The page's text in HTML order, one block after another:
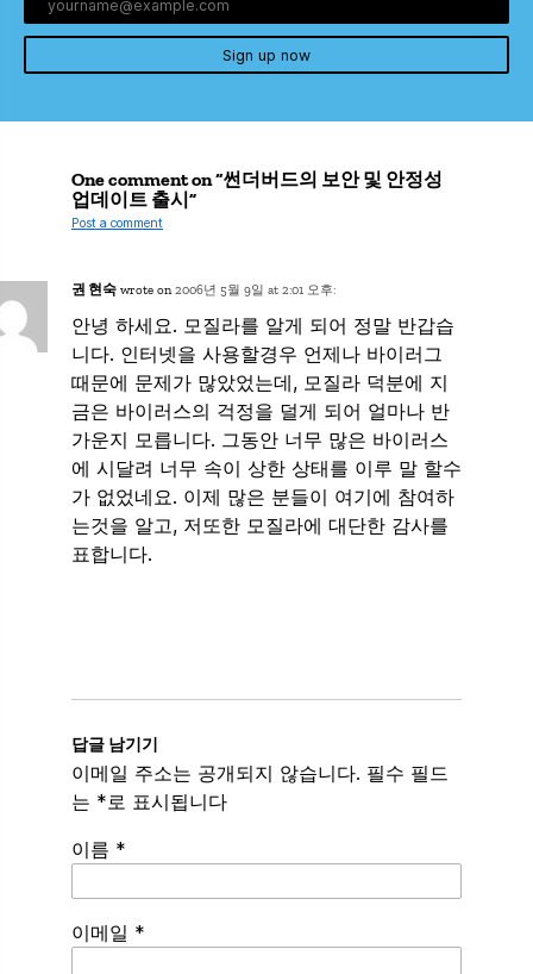
Sign up now
One comment on “썬더버드의 보안 및 안정성
업데이트 출시”
Post a comment
권 현숙 wrote on2006년 5월 9일 at 2:01 오후:
안녕 하세요. 모질라를 알게 되어 정말 반갑습
니다. 인터넷을 사용할경우 언제나 바이러그
때문에 문제가 많았었는데, 모질라 덕분에 지
금은 바이러스의 걱정을 덜게 되어 얼마나 반
가운지 모릅니다. 그동안 너무 많은 바이러스
에 시달려 너무 속이 상한 상태를 이루 말 할수
가 없었네요. 이제 많은 분들이 여기에 참여하
는것을 알고, 저또한 모질라에 대단한 감사를
표합니다.
답글 남기기
이메일 주소는 공개되지 않습니다. 필수 필드
는 *로 표시됩니다
이름 *
이메일 *